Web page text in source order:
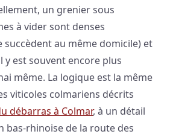
un grenier sous
à vider sont denses
succèdent au même domicile) et
y est souvent encore plus
même. La logique est la même
viticoles colmariens décrits
débarras à Colmar, à un détail
bas-rhinoise de la route des